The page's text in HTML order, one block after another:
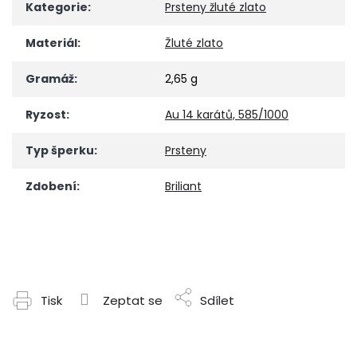
Kategorie: Prsteny žluté zlato
Materiál: Žluté zlato
Gramáž: 2,65 g
Ryzost: Au 14 karátů, 585/1000
Typ šperku: Prsteny
Zdobení: Briliant
Tisk Zeptat se Sdílet